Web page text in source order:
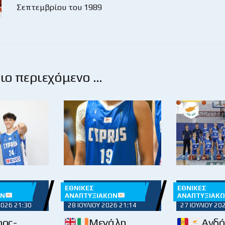
Σεπτεμβρίου του 1989
περιεχόμενο …
21:30
ΕΘΝΙΚΈΣ
ΑΝΑΠΤΥΞΙΑΚΏΝ
28 ΙΟΥΛΊΟΥ 2026 21:14
ΕΘΝΙΚΈΣ
27 ΙΟΥΛΊΟΥ